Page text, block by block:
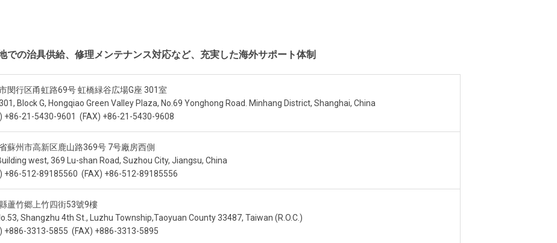
での治具供給、修理メンテナンス対応など、充実した海外サポート体制
市閔行区甬虹路69号 虹橋緑谷広場G座 301室
Block G, Hongqiao Green Valley Plaza, No.69 Yonghong Road. Minhang District, Shanghai, China
+86-21-5430-9601 (FAX) +86-21-5430-9608
蘇州市高新区鹿山路369号 7号廠房西側
west, 369 Lu-shan Road, Suzhou City, Jiangsu, China
+86-512-89185560 (FAX) +86-512-89185556
蘆竹郷上竹四街53號9樓
Shangzhu 4th St., Luzhu Township,Taoyuan County 33487, Taiwan (R.O.C.)
+886-3313-5855 (FAX) +886-3313-5895